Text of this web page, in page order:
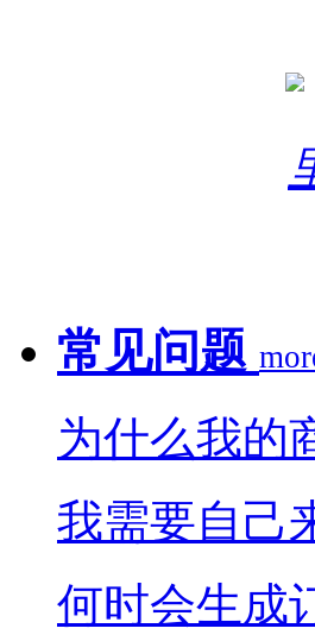
常见问题
为什么我的
我需要自己
何时会生成